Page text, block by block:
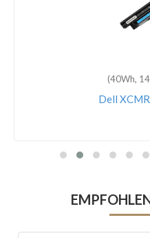
(74Wh,
Dell Inspiron